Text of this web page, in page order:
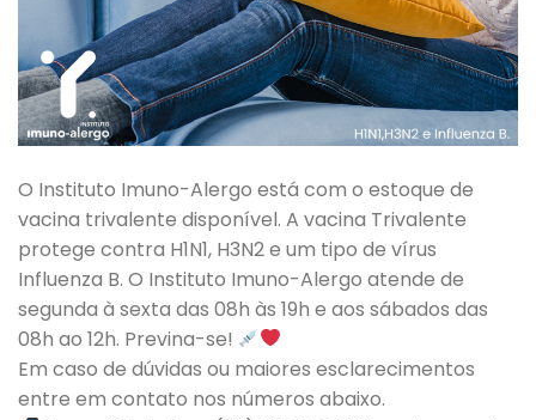
O Instituto Imuno-Alergo está com o estoque de
vacina trivalente disponível. A vacina Trivalente
protege contra H1N1, H3N2 e um tipo de vírus
Influenza B. O Instituto Imuno-Alergo atende de
segunda à sexta das 08h às 19h e aos sábados das
08h ao 12h. Previna-se!
Em caso de dúvidas ou maiores esclarecimentos
entre em contato nos números abaixo.